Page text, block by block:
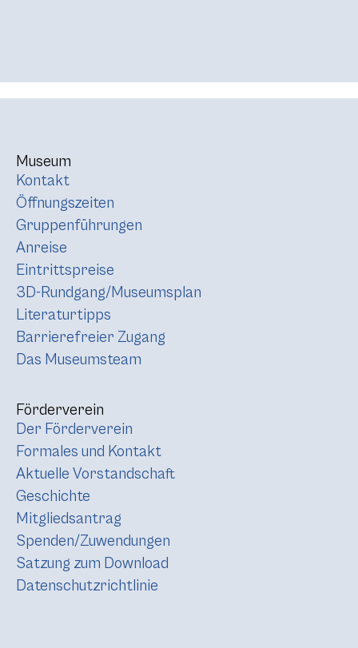
Museum
Kontakt
Öffnungszeiten
Gruppenführungen
Anreise
Eintrittspreise
3D-Rundgang/Museumsplan
Literaturtipps
Barrierefreier Zugang
Das Museumsteam
Förderverein
Der Förderverein
Formales und Kontakt
Aktuelle Vorstandschaft
Geschichte
Mitgliedsantrag
Spenden/Zuwendungen
Satzung zum Download
Datenschutzrichtlinie